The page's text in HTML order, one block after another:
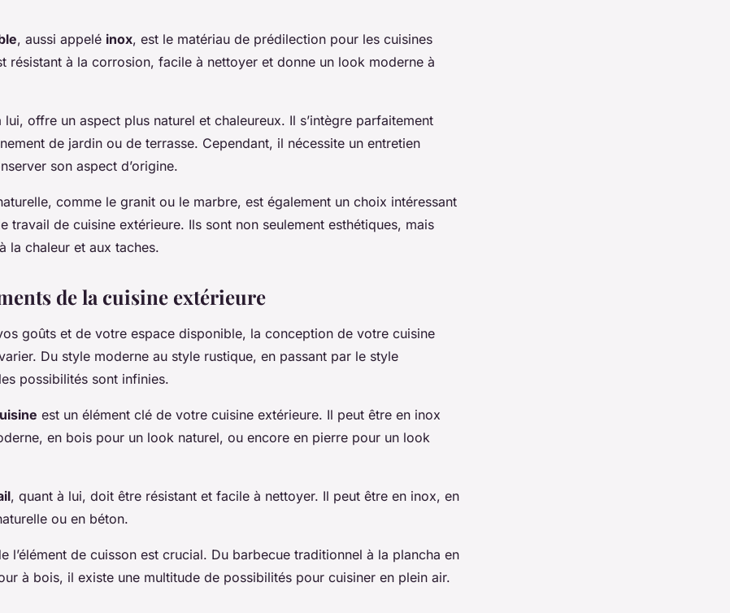
, aussi appelé inox, est le matériau de prédilection pour les cuisines
résistant à la corrosion, facile à nettoyer et donne un look moderne à
lui, offre un aspect plus naturel et chaleureux. Il s’intègre parfaitement
de jardin ou de terrasse. Cependant, il nécessite un entretien
son aspect d’origine.
comme le granit ou le marbre, est également un choix intéressant
travail de cuisine extérieure. Ils sont non seulement esthétiques, mais
la chaleur et aux taches.
de la cuisine extérieure
goûts et de votre espace disponible, la conception de votre cuisine
Du style moderne au style rustique, en passant par le style
possibilités sont infinies.
est un élément clé de votre cuisine extérieure. Il peut être en inox
en bois pour un look naturel, ou encore en pierre pour un look
, quant à lui, doit être résistant et facile à nettoyer. Il peut être en inox, en
ou en béton.
l’élément de cuisson est crucial. Du barbecue traditionnel à la plancha en
à bois, il existe une multitude de possibilités pour cuisiner en plein air.